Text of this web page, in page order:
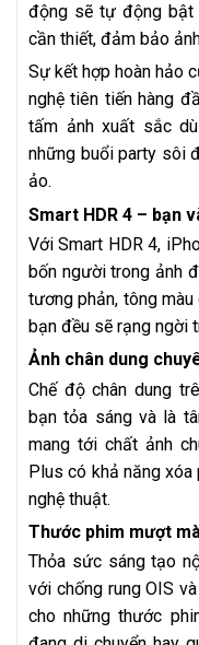
động sẽ tự động bật
cần thiết, đảm bảo
Sự kết hợp hoàn hảo
nghệ tiên tiến hàng
tấm ảnh xuất sắc
những buổi party sôi
ảo.
Smart HDR 4 – bạn
Với Smart HDR 4,
bốn người trong ảnh
tương phản, tông
bạn đều sẽ rạng ngời
Ảnh chân dung
Chế độ chân dung
bạn tỏa sáng và là
mang tới chất ảnh
Plus có khả năng xóa
nghệ thuật.
Thước phim mượt
Thỏa sức sáng tạo
với chống rung OIS
cho những thước